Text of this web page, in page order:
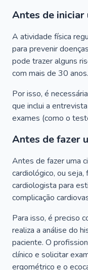
Antes de iniciar
A atividade física
para prevenir
pode trazer alguns
com mais de 30 anos.
Por isso, é
que inclui a
exames (como o
Antes de fazer
Antes de fazer uma
cardiológico, ou seja,
cardiologista para
complicação
Para isso, é preciso
realiza a análise do
paciente. O
clínico e solicitar
ergométrico e o